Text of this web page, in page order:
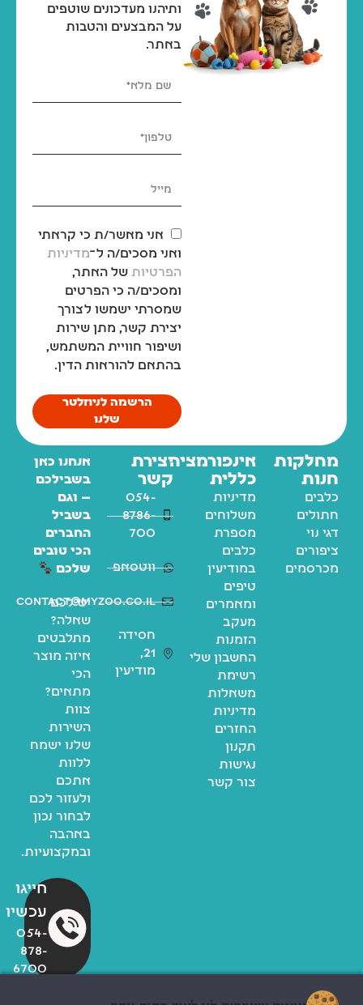
ותיהנו מעדכונים שוטפים
על המבצעים והטבות
באתר.
אני מאשר/ת כי קראתי
ואני מסכים/ה ל־מדיניות
הפרטיות של האתר,
ומסכים/ה כי הפרטים
שמסרתי ישמשו לצורך
יצירת קשר, מתן שירות
ושיפור חוויית המשתמש,
בהתאם להוראות הדין.
הרשמה לניוזלטר
שלנו
מחלקות
חנות
כלבים
חתולים
דגי נוי
ציפורים
מכרסמים
אינפורמציה
כללית
מדיניות
משלוחים
מספרת
כלבים
במודיעין
טיפים
ומאמרים
מעקב
הזמנות
החשבון שלי
רשימת
משאלות
מדיניות
החזרים
תקנון
נגישות
צור קשר
יצירת
קשר
054-
8786-
700
ווטסאפ
contact@myzoo.co.il
חסידה
21,
מודיעין
אנחנו כאן
בשבילכם
— וגם
בשביל
החברים
הכי טובים
שלכם
יש לכם
שאלה?
מתלבטים
איזה מוצר
הכי
מתאים?
צוות
השירות
שלנו ישמח
ללוות
אתכם
ולעזור לכם
לבחור נכון
באהבה
ובמקצועיות.
חייגו
עכשיו
054-
878-
6700